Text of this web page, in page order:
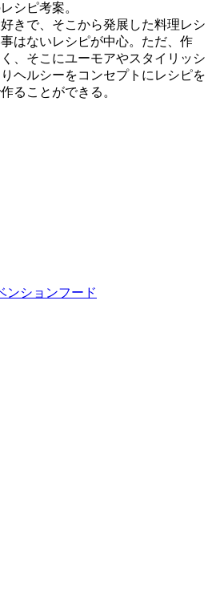
シピ考案。
きで、そこから発展した料理レシ
はないレシピが中心。ただ、作
、そこにユーモアやスタイリッシ
ヘルシーをコンセプトにレシピを
ることができる。
ンションフード